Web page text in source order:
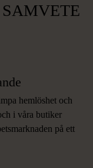
hemlöshet och
i våra butiker
på ett